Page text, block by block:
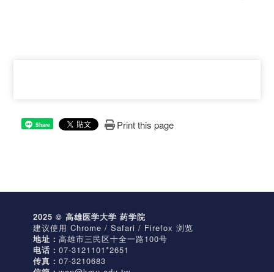
Share Print this page
2025 © 高雄医学大学 药学院
建议使用 Chrome / Safari / Firefox 浏览
地址： 高雄市三民区十全一路100号
电话： 07-3121101*2651
传真： 07-3210683